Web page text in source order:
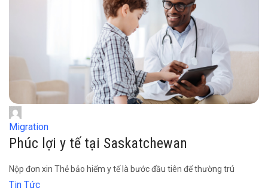
Migration
Phúc lợi y tế tại Saskatchewan
Nộp đơn xin Thẻ bảo hiểm y tế là bước đầu tiên để thường trú
Tin Tức